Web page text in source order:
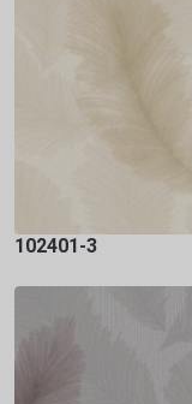
102401-3